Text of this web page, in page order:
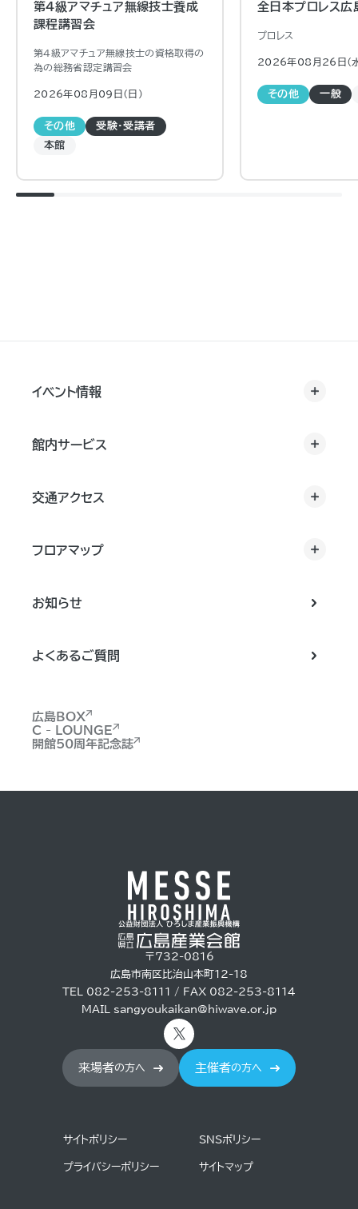
第4級アマチュア無線技士養成
課程講習会
第４級アマチュア無線技士の資格取得の
為の総務省認定講習会
2026年08月09日（日)
その他
受験・受講者
本館
全日本プロレス広
プロレス
2026年08月26日（
その他 一般
イベント情報
館内サービス
交通アクセス
フロアマップ
お知らせ
よくあるご質問
広島BOX
C - LOUNGE
開館50周年記念誌
〒732-0816
広島市南区比治山本町12-18
TEL 082-253-8111 / FAX 082-253-8114
MAIL sangyoukaikan@hiwave.or.jp
来場者の方へ 主催者の方へ
サイトポリシー SNSポリシー
プライバシーポリシー サイトマップ